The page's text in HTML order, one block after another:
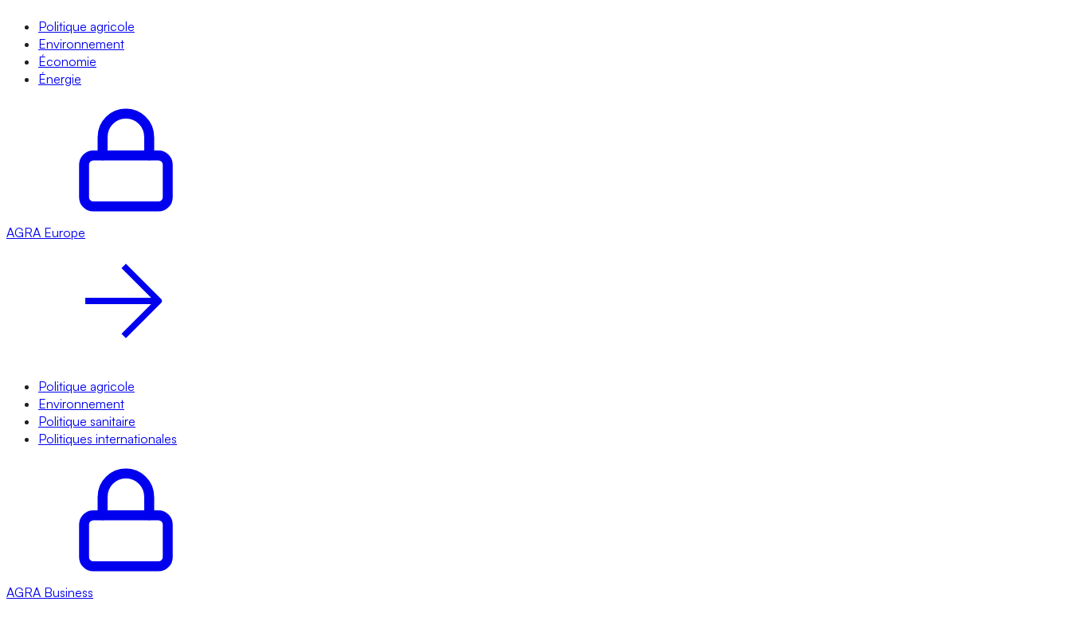
Politique agricole
Environnement
Économie
Énergie
AGRA Europe
Politique agricole
Environnement
Politique sanitaire
Politiques internationales
AGRA Business